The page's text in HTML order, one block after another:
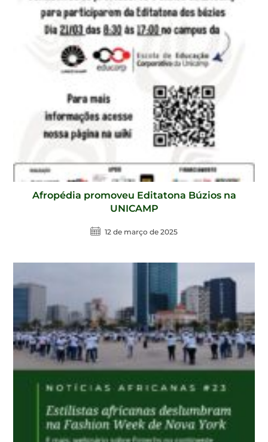
Afropédia promoveu Editatona Búzios na
UNICAMP
12 de março de 2025